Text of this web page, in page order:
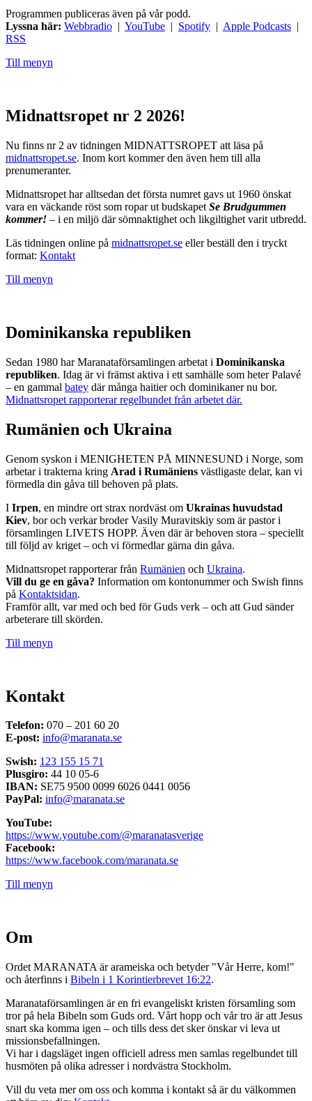
Programmen publiceras även på vår podd.
Lyssna här: Webbradio | YouTube | Spotify | Apple Podcasts |
RSS
Till menyn
Midnattsropet nr 2 2026!
Nu finns nr 2 av tidningen MIDNATTSROPET att läsa på
midnattsropet.se. Inom kort kommer den även hem till alla
prenumeranter.
Midnattsropet har alltsedan det första numret gavs ut 1960 önskat
vara en väckande röst som ropar ut budskapet Se Brudgummen
kommer! – i en miljö där sömnaktighet och likgiltighet varit utbredd.
Läs tidningen online på midnattsropet.se eller beställ den i tryckt
format: Kontakt
Till menyn
Dominikanska republiken
Sedan 1980 har Maranataförsamlingen arbetat i Dominikanska
republiken. Idag är vi främst aktiva i ett samhälle som heter Palavé
– en gammal batey där många haitier och dominikaner nu bor.
Midnattsropet rapporterar regelbundet från arbetet där.
Rumänien och Ukraina
Genom syskon i MENIGHETEN PÅ MINNESUND i Norge, som
arbetar i trakterna kring Arad i Rumäniens västligaste delar, kan vi
förmedla din gåva till behoven på plats.
I Irpen, en mindre ort strax nordväst om Ukrainas huvudstad
Kiev, bor och verkar broder Vasily Muravitskiy som är pastor i
församlingen LIVETS HOPP. Även där är behoven stora – speciellt
till följd av kriget – och vi förmedlar gärna din gåva.
Midnattsropet rapporterar från Rumänien och Ukraina.
Vill du ge en gåva? Information om kontonummer och Swish finns
på Kontaktsidan.
Framför allt, var med och bed för Guds verk – och att Gud sänder
arbeterare till skörden.
Till menyn
Kontakt
Telefon: 070 – 201 60 20
E-post: info@maranata.se
Swish: 123 155 15 71
Plusgiro: 44 10 05-6
IBAN: SE75 9500 0099 6026 0441 0056
PayPal: info@maranata.se
YouTube:
https://www.youtube.com/@maranatasverige
Facebook:
https://www.facebook.com/maranata.se
Till menyn
Om
Ordet MARANATA är arameiska och betyder "Vår Herre, kom!"
och återfinns i Bibeln i 1 Korintierbrevet 16:22.
Maranataförsamlingen är en fri evangeliskt kristen församling som
tror på hela Bibeln som Guds ord. Vårt hopp och vår tro är att Jesus
snart ska komma igen – och tills dess det sker önskar vi leva ut
missionsbefallningen.
Vi har i dagsläget ingen officiell adress men samlas regelbundet till
husmöten på olika adresser i nordvästra Stockholm.
Vill du veta mer om oss och komma i kontakt så är du välkommen